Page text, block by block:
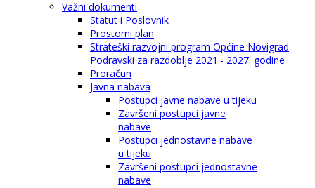
Važni dokumenti
Statut i Poslovnik
Prostorni plan
Strateški razvojni program Općine Novigrad
Podravski za razdoblje 2021.- 2027. godine
Proračun
Javna nabava
Postupci javne nabave u tijeku
Završeni postupci javne
nabave
Postupci jednostavne nabave
u tijeku
Završeni postupci jednostavne
nabave